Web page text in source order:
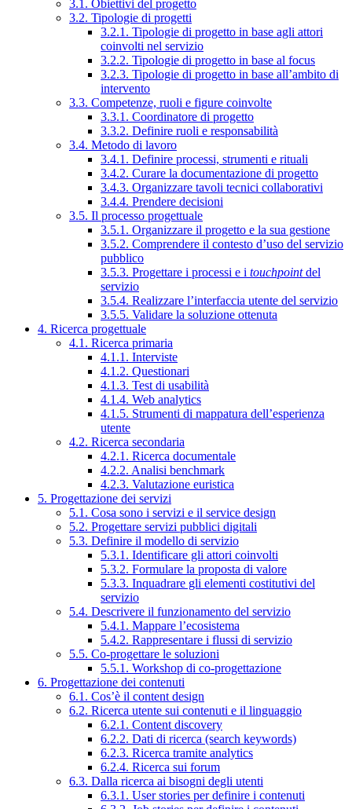
3.1. Obiettivi del progetto
3.2. Tipologie di progetti
3.2.1. Tipologie di progetto in base agli attori
coinvolti nel servizio
3.2.2. Tipologie di progetto in base al focus
3.2.3. Tipologie di progetto in base all’ambito di
intervento
3.3. Competenze, ruoli e figure coinvolte
3.3.1. Coordinatore di progetto
3.3.2. Definire ruoli e responsabilità
3.4. Metodo di lavoro
3.4.1. Definire processi, strumenti e rituali
3.4.2. Curare la documentazione di progetto
3.4.3. Organizzare tavoli tecnici collaborativi
3.4.4. Prendere decisioni
3.5. Il processo progettuale
3.5.1. Organizzare il progetto e la sua gestione
3.5.2. Comprendere il contesto d’uso del servizio
pubblico
3.5.3. Progettare i processi e i touchpointdel
servizio
3.5.4. Realizzare l’interfaccia utente del servizio
3.5.5. Validare la soluzione ottenuta
4. Ricerca progettuale
4.1. Ricerca primaria
4.1.1. Interviste
4.1.2. Questionari
4.1.3. Test di usabilità
4.1.4. Web analytics
4.1.5. Strumenti di mappatura dell’esperienza
utente
4.2. Ricerca secondaria
4.2.1. Ricerca documentale
4.2.2. Analisi benchmark
4.2.3. Valutazione euristica
5. Progettazione dei servizi
5.1. Cosa sono i servizi e il service design
5.2. Progettare servizi pubblici digitali
5.3. Definire il modello di servizio
5.3.1. Identificare gli attori coinvolti
5.3.2. Formulare la proposta di valore
5.3.3. Inquadrare gli elementi costitutivi del
servizio
5.4. Descrivere il funzionamento del servizio
5.4.1. Mappare l’ecosistema
5.4.2. Rappresentare i flussi di servizio
5.5. Co-progettare le soluzioni
5.5.1. Workshop di co-progettazione
6. Progettazione dei contenuti
6.1. Cos’è il content design
6.2. Ricerca utente sui contenuti e il linguaggio
6.2.1. Content discovery
6.2.2. Dati di ricerca (search keywords)
6.2.3. Ricerca tramite analytics
6.2.4. Ricerca sui forum
6.3. Dalla ricerca ai bisogni degli utenti
6.3.1. User stories per definire i contenuti